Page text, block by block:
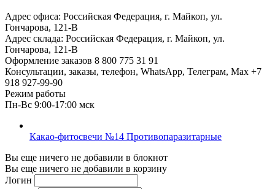
Адрес офиса: Российская Федерация, г. Майкоп, ул.
Гончарова, 121-В
Адрес склада: Российская Федерация, г. Майкоп, ул.
Гончарова, 121-В
Оформление заказов 8 800 775 31 91
Консультации, заказы, телефон, WhatsApp, Телеграм, Мах +7
918 927-99-90
Режим работы
Пн-Вс 9:00-17:00 мск
Какао-фитосвечи №14 Противопаразитарные
Вы еще ничего не добавили в блокнот
Вы еще ничего не добавили в корзину
Логин